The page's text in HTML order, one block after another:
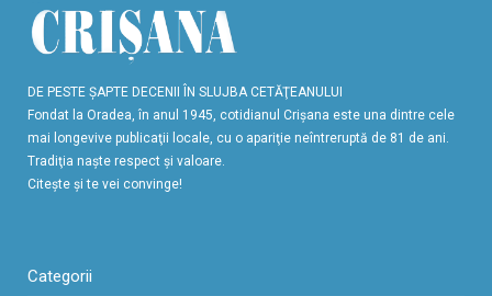
DE PESTE ŞAPTE DECENII ÎN SLUJBA CETĂŢEANULUI
Fondat la Oradea, în anul 1945, cotidianul Crişana este una dintre cele
mai longevive publicaţii locale, cu o apariţie neîntreruptă de 81 de ani.
Tradiţia naşte respect şi valoare.
Citeşte şi te vei convinge!
Categorii